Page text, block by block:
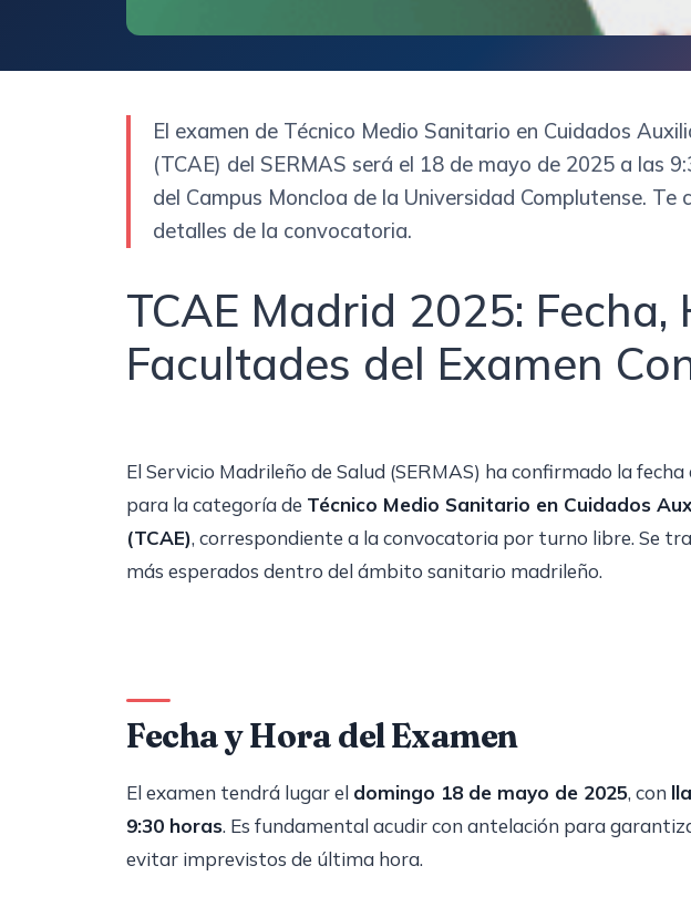
El examen de Técnico Medio Sanitario en Cuidados
(TCAE) del SERMAS será el 18 de mayo de 2025 a las
del Campus Moncloa de la Universidad Complutense. Te
detalles de la convocatoria.
TCAE Madrid 2025: Fecha,
Facultades del Examen
El Servicio Madrileño de Salud (SERMAS) ha confirmado la
para la categoría de Técnico Medio Sanitario en Cuidados
(TCAE), correspondiente a la convocatoria por turno libre. Se
más esperados dentro del ámbito sanitario madrileño.
Fecha y Hora del Examen
El examen tendrá lugar el domingo 18 de mayo de 2025, con
9:30 horas. Es fundamental acudir con antelación para
evitar imprevistos de última hora.